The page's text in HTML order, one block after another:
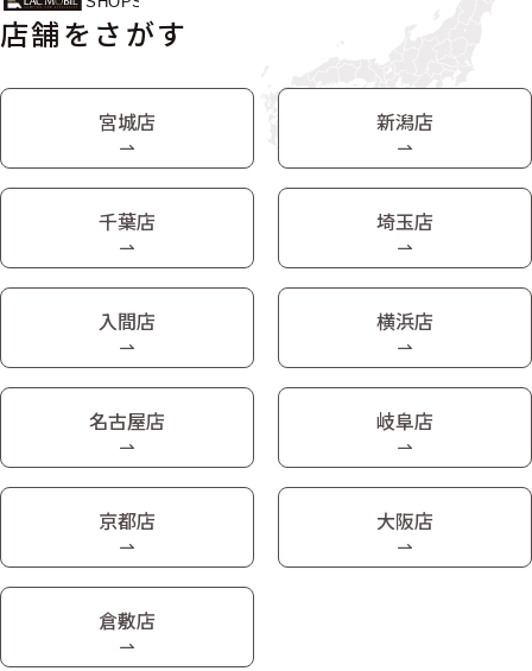
店舗をさがす
宮城店 新潟店
千葉店 埼玉店
入間店 横浜店
名古屋店 岐阜店
京都店 大阪店
倉敷店